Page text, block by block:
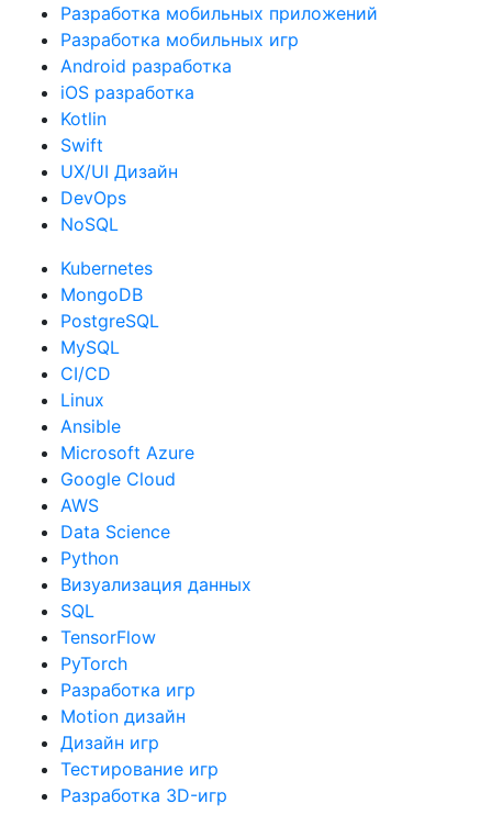
Разработка мобильных приложений
Разработка мобильных игр
Android разработка
iOS разработка
Kotlin
Swift
UX/UI Дизайн
DevOps
NoSQL
Kubernetes
MongoDB
PostgreSQL
MySQL
CI/CD
Linux
Ansible
Microsoft Azure
Google Cloud
AWS
Data Science
Python
Визуализация данных
SQL
TensorFlow
PyTorch
Разработка игр
Motion дизайн
Дизайн игр
Тестирование игр
Разработка 3D-игр